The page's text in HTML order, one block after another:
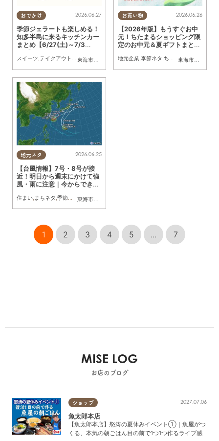
おでかけ
東海市
, 大府市 知多市,東浦町,阿久比町,半田市,常滑市
2026.06.27
季節ジェラートも楽しめる！
知多半島に来るキッチンカー
まとめ【6/27(土)～7/3
スイーツ,テイクアウト ,キッチンカー イベント,まとめ記事
お買い物
東海市大府市
2026.06.26
【2026年版】もうすぐお中
元！ちたまるショッピング限
定のお中元＆夏ギフトまとめ
地元企業,季節ネタ ,ちたまるショッピング
地元ネタ
東海市
, 大府市
2026.06.25
【台風情報】7号・8号が接
近！明日から週末にかけて強
風・雨に注意｜今からできる
住まい, まちネタ ,季節ネタ
1 2 3 4 5 ... 7
MISE LOG
お店のブログ
ショップ 2027.07.06
魚太郎本店
【魚太郎本店】怒涛の夏休みイベント①｜魚屋がつ
くる、本気の朝ごはん目の前で1つ1つ作るライブ感